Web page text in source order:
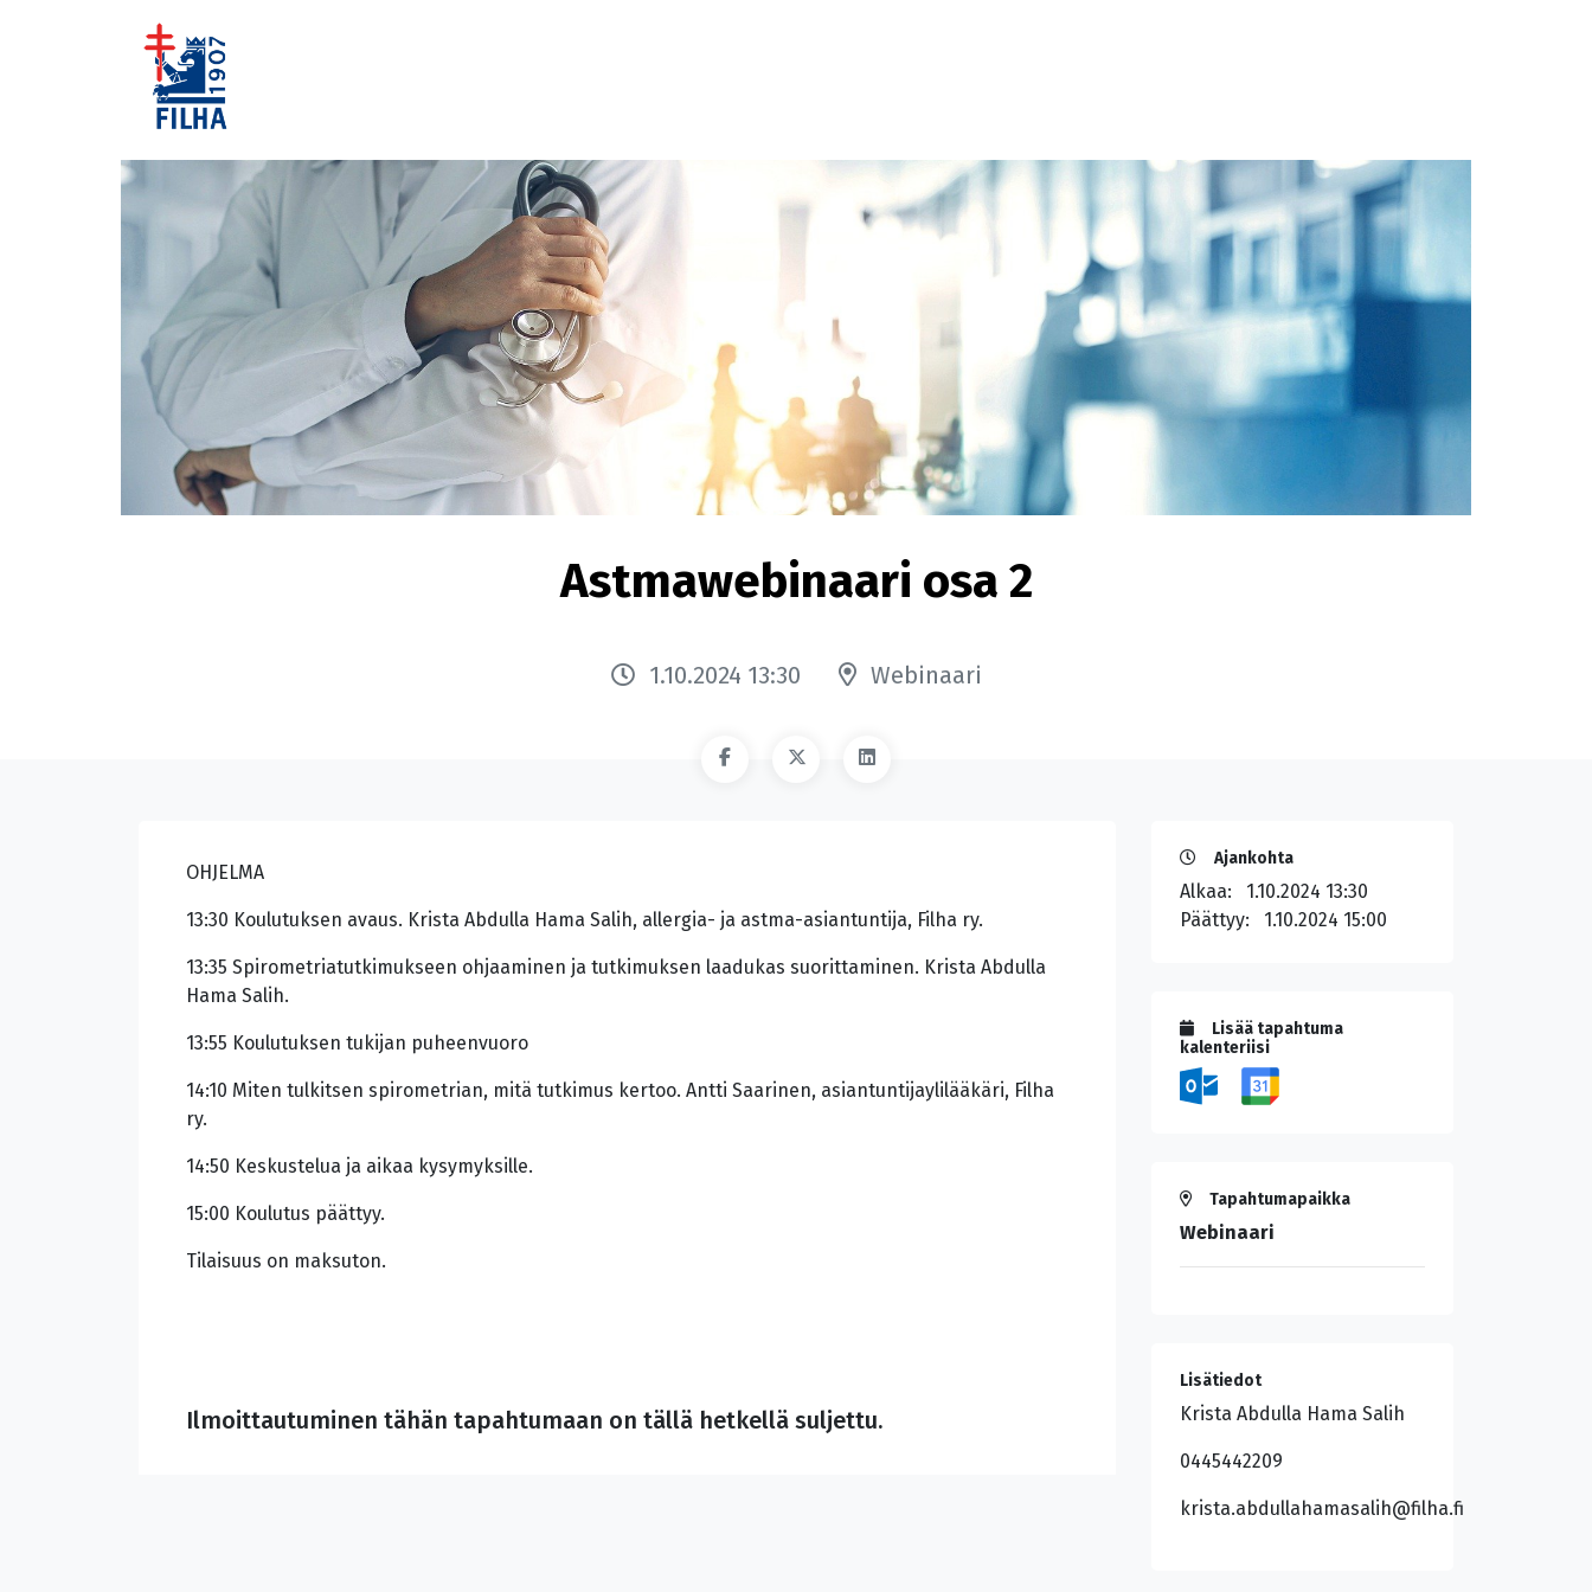
Astmawebinaari osa 2
1.10.2024 13:30 Webinaari
OHJELMA
13:30 Koulutuksen avaus. Krista Abdulla Hama Salih, allergia- ja astma-asiantuntija, Filha ry.
13:35 Spirometriatutkimukseen ohjaaminen ja tutkimuksen laadukas suorittaminen. Krista Abdulla
Hama Salih.
13:55 Koulutuksen tukijan puheenvuoro
14:10 Miten tulkitsen spirometrian, mitä tutkimus kertoo. Antti Saarinen, asiantuntijaylilääkäri, Filha
ry.
14:50 Keskustelua ja aikaa kysymyksille.
15:00 Koulutus päättyy.
Tilaisuus on maksuton.
Ilmoittautuminen tähän tapahtumaan on tällä hetkellä suljettu.
Ajankohta
Alkaa: 1.10.2024 13:30
Päättyy: 1.10.2024 15:00
Lisää tapahtuma
kalenteriisi
Tapahtumapaikka
Webinaari
Lisätiedot
Krista Abdulla Hama Salih
0445442209
krista.abdullahamasalih@filha.fi